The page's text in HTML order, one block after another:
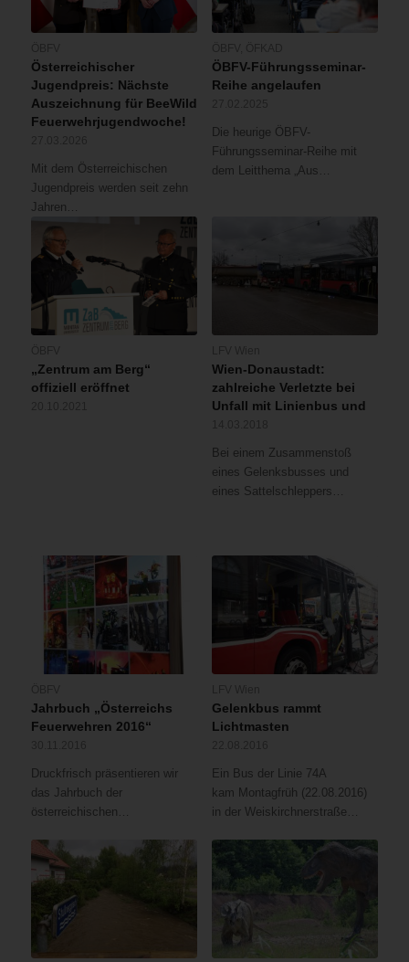
Österreichischer
Jugendpreis: Nächste
Auszeichnung für BeeWild
Feuerwehrjugendwoche!
Mit dem Österreichischen
Jugendpreis werden seit zehn
Jahren…
ÖBFV-Führungsseminar-
Reihe angelaufen
Die heurige ÖBFV-
Führungsseminar-Reihe mit
dem Leitthema „Aus…
„Zentrum am Berg“
offiziell eröffnet
Wien-Donaustadt:
zahlreiche Verletzte bei
Unfall mit Linienbus und
Bei einem Zusammenstoß
eines Gelenksbusses und
eines Sattelschleppers…
Jahrbuch „Österreichs
Feuerwehren 2016“
Druckfrisch präsentieren wir
das Jahrbuch der
österreichischen…
Gelenkbus rammt
Lichtmasten
Ein Bus der Linie 74A
kam Montagfrüh (22.08.2016)
in der Weiskirchnerstraße…